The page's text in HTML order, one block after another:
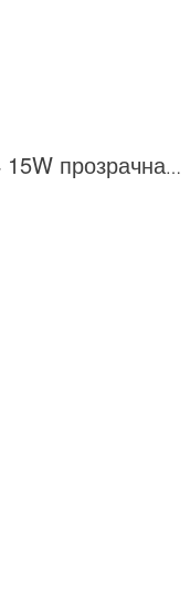
Лампа накаливания Uniel E14 15W прозрачная IL-F25-CL-15/E14 01854